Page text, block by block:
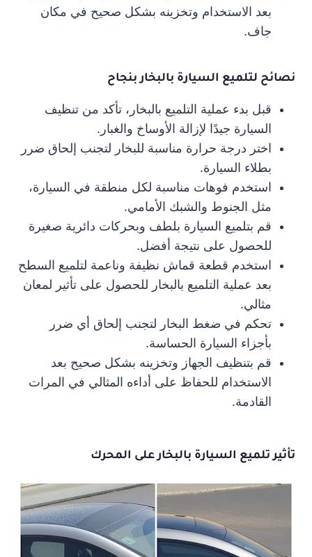
بعد الاستخدام وتخزينه بشكل صحيح في مكان
جاف.
نصائح لتلميع السيارة بالبخار بنجاح
قبل بدء عملية التلميع بالبخار، تأكد من تنظيف
السيارة جيدًا لإزالة الأوساخ والغبار.
اختر درجة حرارة مناسبة للبخار لتجنب إلحاق ضرر
بطلاء السيارة.
استخدم فوهات مناسبة لكل منطقة في السيارة،
مثل الجنوط والشبك الأمامي.
قم بتلميع السيارة بلطف وبحركات دائرية صغيرة
للحصول على نتيجة أفضل.
استخدم قطعة قماش نظيفة وناعمة لتلميع السطح
بعد عملية التلميع بالبخار للحصول على تأثير لمعان
مثالي.
تحكم في ضغط البخار لتجنب إلحاق أي ضرر
بأجزاء السيارة الحساسة.
قم بتنظيف الجهاز وتخزينه بشكل صحيح بعد
الاستخدام للحفاظ على أداءه المثالي في المرات
القادمة.
تأثير تلميع السيارة بالبخار على المحرك